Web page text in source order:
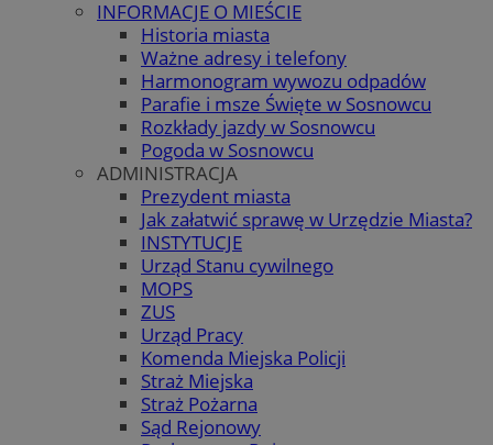
INFORMACJE O MIEŚCIE
Historia miasta
Ważne adresy i telefony
Harmonogram wywozu odpadów
Parafie i msze Święte w Sosnowcu
Rozkłady jazdy w Sosnowcu
Pogoda w Sosnowcu
ADMINISTRACJA
Prezydent miasta
Jak załatwić sprawę w Urzędzie Miasta?
INSTYTUCJE
Urząd Stanu cywilnego
MOPS
ZUS
Urząd Pracy
Komenda Miejska Policji
Straż Miejska
Straż Pożarna
Sąd Rejonowy